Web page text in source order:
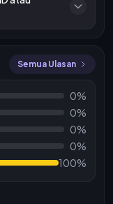
Semua Ulasan
0%
0%
0%
0%
100%